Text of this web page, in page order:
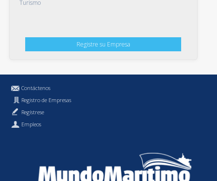
Turismo
Registre su Empresa
Contáctenos
Registro de Empresas
Regístrese
Empleos